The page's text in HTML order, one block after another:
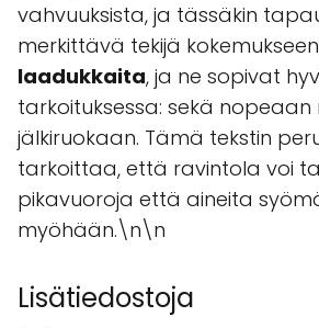
vahvuuksista, ja tässäkin
merkittävä tekijä
laadukkaita, ja ne sopivat
tarkoituksessa: sekä
jälkiruokaan. Tämä tekstin
tarkoittaa, että ravintola voi
pikavuoroja että aineita
myöhään.\n\n
Lisätiedostoja